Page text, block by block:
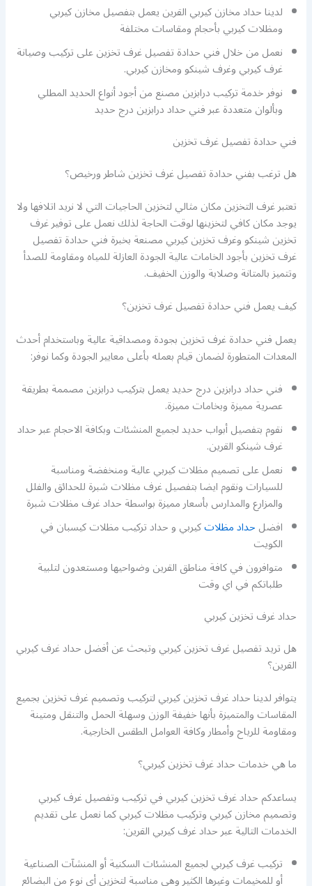
لدينا حداد مخازن كيربي القرين يعمل بتفصيل مخازن كيربي
ومظلات كيربي بأحجام ومقاسات مختلفة
نعمل من خلال فني حدادة تفصيل غرف تخزين على تركيب وصيانة
غرف كيربي وغرف شينكو ومخازن كيربي.
نوفر خدمة تركيب درابزين مصنع من أجود أنواع الحديد المطلي
وبألوان متعددة عبر فني حداد درابزين درج حديد
فني حدادة تفصيل غرف تخزين
هل ترغب بفني حدادة تفصيل غرف تخزين شاطر ورخيص؟
تعتبر غرف التخزين مكان مثالي لتخزين الحاجيات التي لا نريد اتلافها ولا
يوجد مكان كافي لتخزينها لوقت الحاجة لذلك نعمل على توفير غرف
تخزين شينكو وغرف تخزين كيربي مصنعة بخبرة فني حدادة تفصيل
غرف تخزين بأجود الخامات عالية الجودة العازلة للمياه ومقاومة للصدأ
وتتميز بالمتانة وصلابة والوزن الخفيف.
كيف يعمل فني حدادة تفصيل غرف تخزين؟
يعمل فني حدادة غرف تخزين بجودة ومصداقية عالية وباستخدام أحدث
المعدات المتطورة لضمان قيام بعمله بأعلى معايير الجودة وكما نوفر:
فني حداد درابزين درج حديد يعمل بتركيب درابزين مصممة بطريقة
عصرية مميزة وبخامات مميزة.
نقوم بتفصيل أبواب حديد لجميع المنشئات وبكافة الاحجام عبر حداد
غرف شينكو القرين.
نعمل على تصميم مظلات كيربي عالية ومنخفضة ومناسبة
للسيارات ونقوم ايضا بتفصيل غرف مظلات شبرة للحدائق والفلل
والمزارع والمدارس بأسعار مميزة بواسطة حداد غرف مظلات شبرة
افضلحداد مظلاتكيربي و حداد تركيب مظلات كيسبان في
الكويت
متوافرون في كافة مناطق القرين وضواحيها ومستعدون لتلبية
طلباتكم في اي وقت
حداد غرف تخزين كيربي
هل تريد تفصيل غرف تخزين كيربي وتبحث عن أفضل حداد غرف كيربي
القرين؟
يتوافر لدينا حداد غرف تخزين كيربي لتركيب وتصميم غرف تخزين بجميع
المقاسات والمتميزة بأنها خفيفة الوزن وسهلة الحمل والتنقل ومتينة
ومقاومة للرياح وأمطار وكافة العوامل الطقس الخارجية.
ما هي خدمات حداد غرف تخزين كيربي؟
يساعدكم حداد غرف تخزين كيربي في تركيب وتفصيل غرف كيربي
وتصميم مخازن كيربي وتركيب مظلات كيربي كما نعمل على تقديم
الخدمات التالية عبر حداد غرف كيربي القرين:
تركيب غرف كيربي لجميع المنشئات السكنية أو المنشآت الصناعية
أو للمخيمات وغيرها الكثير وهي مناسبة لتخزين أي نوع من البضائع